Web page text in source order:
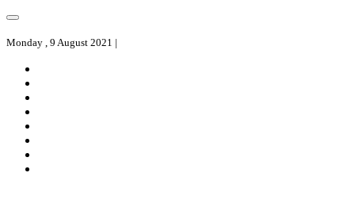
Monday , 9 August 2021 |